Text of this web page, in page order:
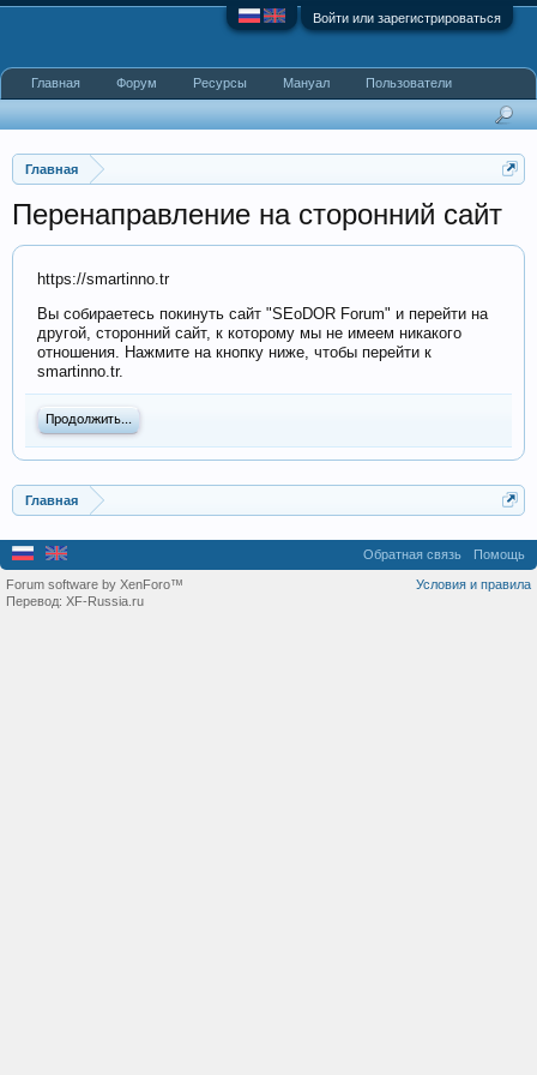
Войти или зарегистрироваться
Главная
Перенаправление на сторонний сайт
https://smartinno.tr
Вы собираетесь покинуть сайт "SEoDOR Forum" и перейти на
другой, сторонний сайт, к которому мы не имеем никакого
отношения. Нажмите на кнопку ниже, чтобы перейти к
smartinno.tr.
Продолжить...
Главная
Главная Форум Ресурсы Мануал Пользователи
Обратная связь Помощь
Условия и правила
Forum software by XenForo™
Перевод: XF-Russia.ru